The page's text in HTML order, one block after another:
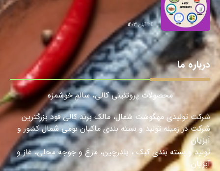
12 آبان 1403
درباره ما
محصولات پروتئینی کالی، سالمِ خوشمزه
شرکت تولیدی مهگوشت شمال، مالک برند کالی فود بزرگترین
شرکت در زمینه تولید و بسته بندی ماکیان بومی شمال کشور و
آبزیان
تولید و بسته بندی کبک ، بلدرچین، مرغ و جوجه محلی، غاز و
آبزیان.